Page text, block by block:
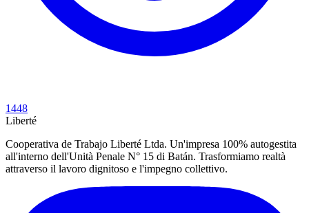
1448
Liberté
Cooperativa de Trabajo Liberté Ltda. Un'impresa 100% autogestita
all'interno dell'Unità Penale N° 15 di Batán. Trasformiamo realtà
attraverso il lavoro dignitoso e l'impegno collettivo.